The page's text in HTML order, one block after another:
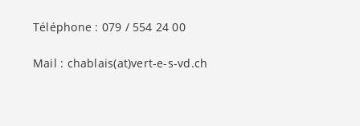
Téléphone : 079 / 554 24 00
Mail : chablais(at)vert-e-s-vd.ch